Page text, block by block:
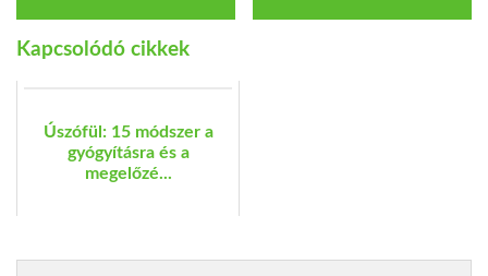
Kapcsolódó cikkek
Úszófül: 15 módszer a
gyógyításra és a
megelőzé...